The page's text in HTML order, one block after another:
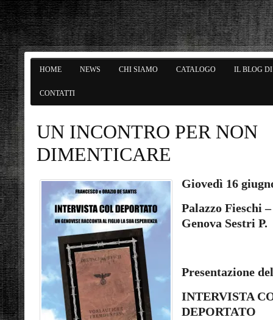
HOME NEWS CHI SIAMO CATALOGO IL BLOG
CONTATTI
UN INCONTRO PER NON
DIMENTICARE
Giovedì 16
Palazzo Fieschi
Genova Sestri P.
Presentazione
INTERVISTA
DEPORTATO